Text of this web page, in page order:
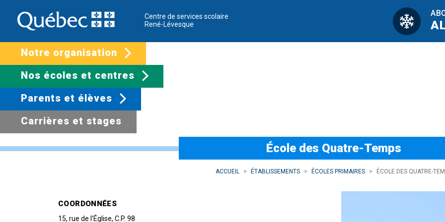
Centre de services scolaire
René-Lévesque
Notre organisation
Nos écoles et centres
Parents et élèves
Carrières et stages
École des Quatre-TempsÉcole des Quatre-Temps
ACCUEIL ÉTABLISSEMENTS ÉCOLES PRIMAIRES
ÉCOLE DES QUATRE-
COORDONNÉES
15, rue de l'Église, C.P. 98